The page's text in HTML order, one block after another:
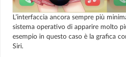
L’interfaccia ancora sempre più
sistema operativo di apparire molto
esempio in questo caso è la grafica
Siri.